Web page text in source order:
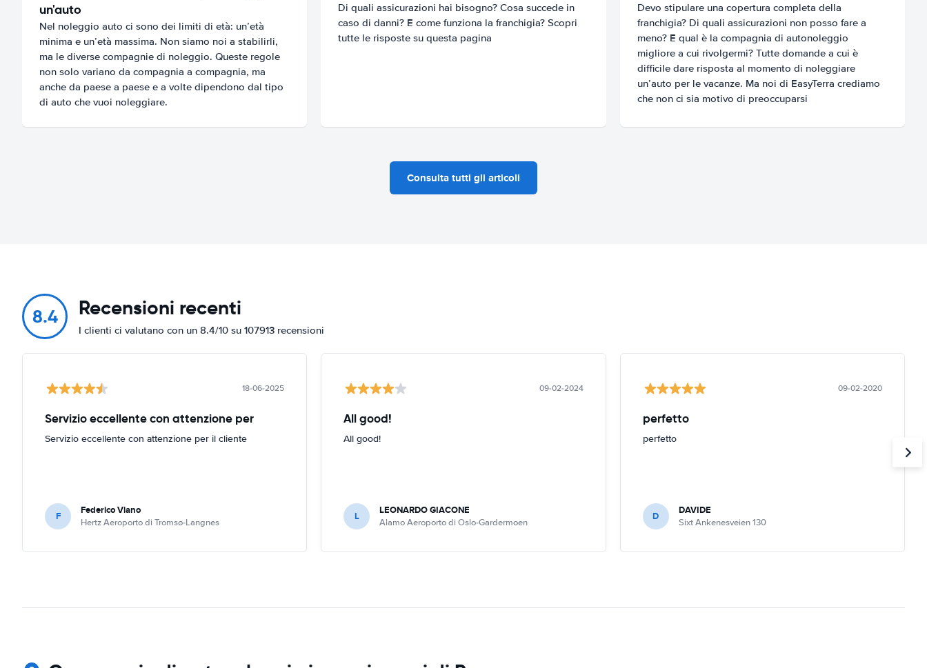
un'auto
Nel noleggio auto ci sono dei limiti di età: un’età
minima e un’età massima. Non siamo noi a stabilirli,
ma le diverse compagnie di noleggio. Queste regole
non solo variano da compagnia a compagnia, ma
anche da paese a paese e a volte dipendono dal tipo
di auto che vuoi noleggiare.
Di quali assicurazioni hai bisogno? Cosa succede in
caso di danni? E come funziona la franchigia? Scopri
tutte le risposte su questa pagina
Devo stipulare una copertura completa della
franchigia? Di quali assicurazioni non posso fare a
meno? E qual è la compagnia di autonoleggio
migliore a cui rivolgermi? Tutte domande a cui è
difficile dare risposta al momento di noleggiare
un’auto per le vacanze. Ma noi di EasyTerra crediamo
che non ci sia motivo di preoccuparsi
Consulta tutti gli articoli
8.4 Recensioni recenti
I clienti ci valutano con un 8.4/10 su 107913 recensioni
18-06-2025
Servizio eccellente con attenzione per
Servizio eccellente con attenzione per il cliente
F Federico Viano
Hertz Aeroporto di Tromsø-Langnes
09-02-2024
All good!
All good!
L LEONARDO GIACONE
Alamo Aeroporto di Oslo-Gardermoen
09-02-2020
perfetto
perfetto
D DAVIDE
Sixt Ankenesveien 130